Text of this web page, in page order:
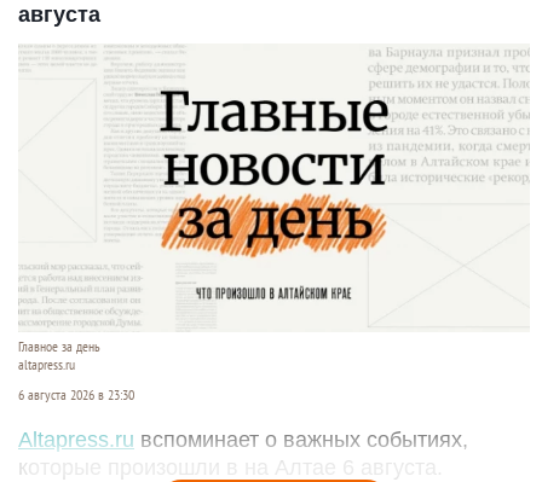
августа
Главное за день
altapress.ru
6 августа 2026 в 23:30
Altapress.ru вспоминает о важных событиях,
которые произошли в на Алтае 6 августа.